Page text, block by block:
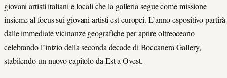
giovani artisti italiani e locali che la galleria segue come missione
insieme al focus sui giovani artisti est europei. L’anno espositivo partirà
dalle immediate vicinanze geografiche per aprire oltreoceano
celebrando l’inizio della seconda decade di Boccanera Gallery,
stabilendo un nuovo capitolo da Est a Ovest.